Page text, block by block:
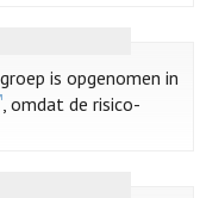
is opgenomen in
, omdat de risico-